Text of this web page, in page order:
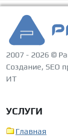
2007 - 2026 ©
Создание, SEO
ИТ
УСЛУГИ
Главная